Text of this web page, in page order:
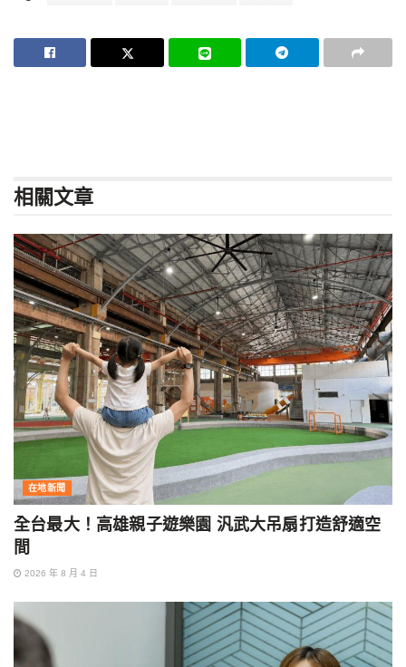
相關文章
在地新聞
全台最大！高雄親子遊樂園 汎武大吊扇打造舒適空
間
2026 年 8 月 4 日